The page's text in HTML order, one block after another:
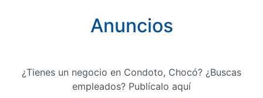
Anuncios
¿Tienes un negocio en Condoto, Chocó? ¿Buscas
empleados? Publícalo aquí